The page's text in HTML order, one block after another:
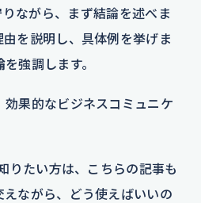
ながら、まず結論を述べま
を説明し、具体例を挙げま
を強調します。
効果的なビジネスコミュニケ
りたい方は、こちらの記事も
ながら、どう使えばいいの